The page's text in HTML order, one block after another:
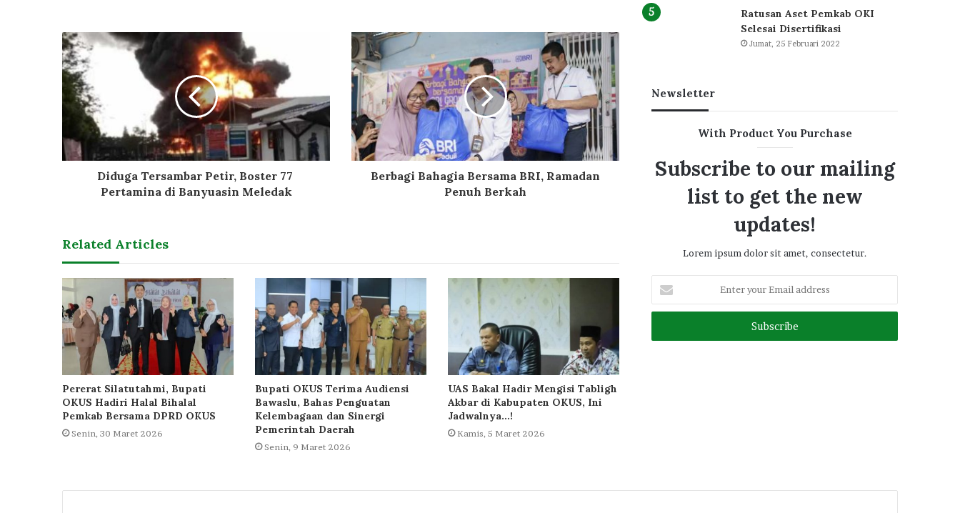
Diduga Tersambar Petir, Boster 77
Pertamina di Banyuasin Meledak
Berbagi Bahagia Bersama BRI, Ramadan
Penuh Berkah
Related Articles
Pererat Silatutahmi, Bupati
OKUS Hadiri Halal Bihalal
Pemkab Bersama DPRD OKUS
Senin, 30 Maret 2026
Bupati OKUS Terima Audiensi
Bawaslu, Bahas Penguatan
Kelembagaan dan Sinergi
Pemerintah Daerah
Senin, 9 Maret 2026
UAS Bakal Hadir Mengisi Tabligh
Akbar di Kabupaten OKUS, Ini
Jadwalnya…!
Kamis, 5 Maret 2026
Ratusan Aset Pemkab OKI
Selesai Disertifikasi
Jumat, 25 Februari 2022
Newsletter
With Product You Purchase
Subscribe to our mailing
list to get the new
updates!
Lorem ipsum dolor sit amet, consectetur.
your
Email